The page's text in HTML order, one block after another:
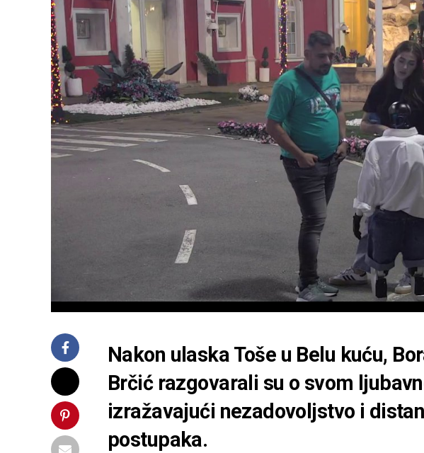
Nakon ulaska Toše u Belu kuću,
Brčić razgovarali su o svom
izražavajući nezadovoljstvo i
postupaka.